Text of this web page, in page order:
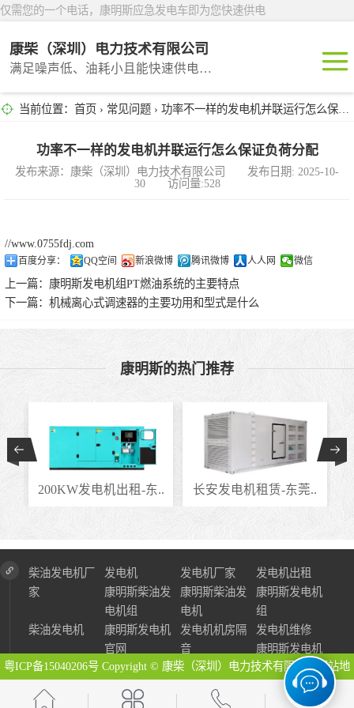
仅需您的一个电话，康明斯应急发电车即为您快速供电
康柴（深圳）电力技术有限公司
满足噪声低、油耗小且能快速供电的租赁产品
当前位置： 首页 › 常见问题 › 功率不一样的发电机并联运行怎么保证负荷分配
功率不一样的发电机并联运行怎么保证负荷分配
发布来源：康柴（深圳）电力技术有限公司 发布日期: 2025-10-
30 访问量:528
//www.0755fdj.com
百度分享： QQ空间 新浪微博 腾讯微博 人人网 微信
上一篇： 康明斯发电机组PT燃油系统的主要特点
下一篇： 机械离心式调速器的主要功用和型式是什么
康明斯的热门推荐
200KW发电机出租-东.. 长安发电机租赁-东莞..
柴油发电机厂
家
发电机 发电机厂家
发电机出租
康明斯柴油发
电机组
康明斯柴油发
电机
康明斯发电机
组
柴油发电机
康明斯发电机
官网
发电机机房隔
音
发电机维修
康明斯发电机
粤ICP备15040206号 Copyright © 康柴（深圳）电力技术有限公司 网站地
图
深圳租赁
东莞租赁
汕头租赁